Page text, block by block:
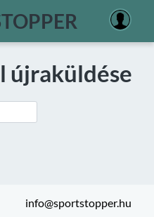
újraküldése
info@sportstopper.hu